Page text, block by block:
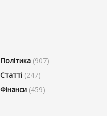
Політика (907)
Статті (247)
Фінанси (459)